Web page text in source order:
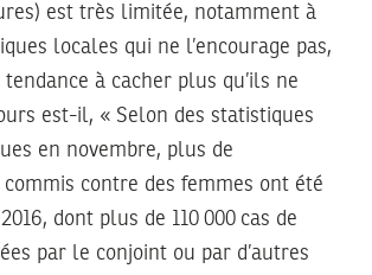
est très limitée, notamment à
locales qui ne l’encourage pas,
à cacher plus qu’ils ne
est-il, « Selon des statistiques
en novembre, plus de
commis contre des femmes ont été
dont plus de 110 000 cas de
par le conjoint ou par d’autres